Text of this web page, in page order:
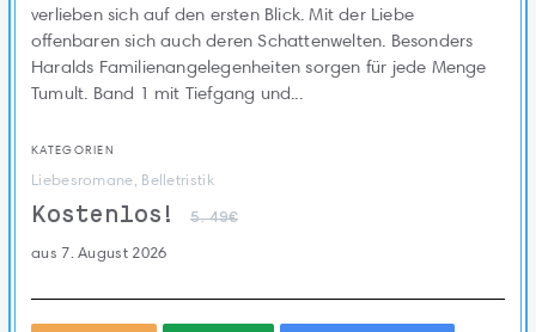
verlieben sich auf den ersten Blick. Mit der Liebe
offenbaren sich auch deren Schattenwelten. Besonders
Haralds Familienangelegenheiten sorgen für jede Menge
Tumult. Band 1 mit Tiefgang und...
KATEGORIEN
Liebesromane, Belletristik
Kostenlos! 5.49€
aus 7. August 2026